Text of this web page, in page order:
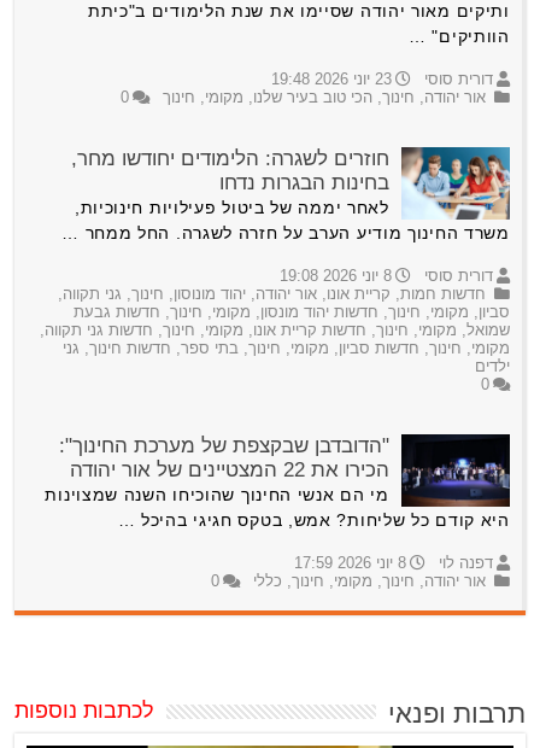
ותיקים מאור יהודה שסיימו את שנת הלימודים ב"כיתת
הוותיקים" …
דורית סוסי
23 יוני 2026 19:48
אור יהודה, חינוך, הכי טוב בעיר שלנו, מקומי, חינוך 0
חוזרים לשגרה: הלימודים יחודשו מחר,
בחינות הבגרות נדחו
לאחר יממה של ביטול פעילויות חינוכיות,
משרד החינוך מודיע הערב על חזרה לשגרה. החל ממחר …
דורית סוסי
8 יוני 2026 19:08
חדשות חמות, קריית אונו, אור יהודה, יהוד מונוסון, חינוך, גני תקווה,
סביון, מקומי, חינוך, חדשות יהוד מונסון, מקומי, חינוך, חדשות גבעת
שמואל, מקומי, חינוך, חדשות קריית אונו, מקומי, חינוך, חדשות גני תקווה,
מקומי, חינוך, חדשות סביון, מקומי, חינוך, בתי ספר, חדשות חינוך, גני
ילדים
0
"הדובדבן שבקצפת של מערכת החינוך":
הכירו את 22 המצטיינים של אור יהודה
מי הם אנשי החינוך שהוכיחו השנה שמצוינות
היא קודם כל שליחות? אמש, בטקס חגיגי בהיכל …
דפנה לוי
8 יוני 2026 17:59
אור יהודה, חינוך, מקומי, חינוך, כללי 0
תרבות ופנאי לכתבות נוספות